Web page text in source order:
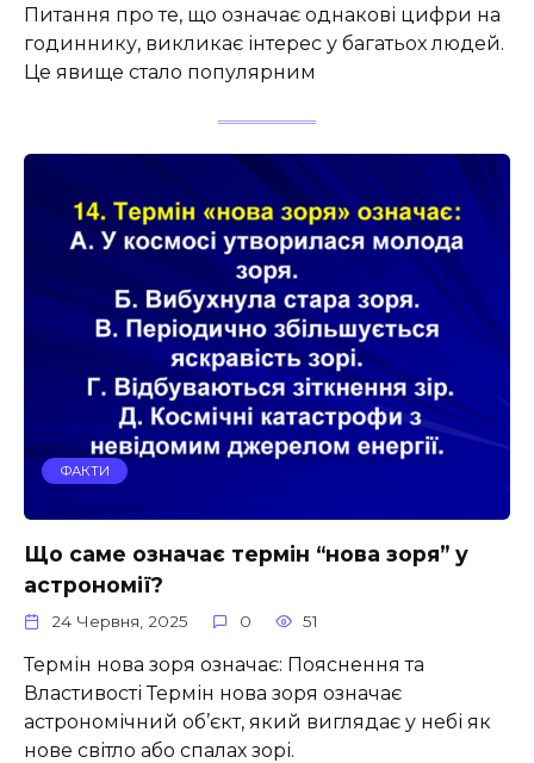
Питання про те, що означає однакові цифри на
годиннику, викликає інтерес у багатьох людей.
Це явище стало популярним
ФАКТИ
Що саме означає термін “нова зоря” у
астрономії?
24 Червня, 2025 0 51
Термін нова зоря означає: Пояснення та
Властивості Термін нова зоря означає
астрономічний об’єкт, який виглядає у небі як
нове світло або спалах зорі.